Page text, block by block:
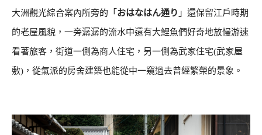
大洲觀光綜合案內所旁的「 おはなはん通り 」還保留江戶時期
的老屋風貌，一旁潺潺的流水中還有大鯉魚們好奇地放慢游速
看著旅客，街道一側為商人住宅，另一側為武家住宅(武家屋
敷)，從氣派的房舍建築也能從中一窺過去曾經繁榮的景象。